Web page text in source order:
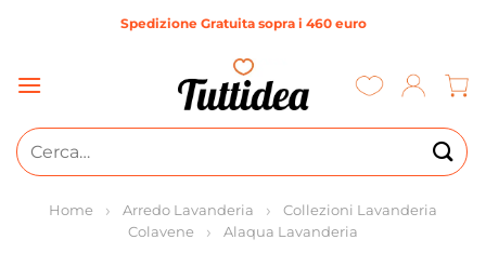
Spedizione Gratuita sopra i 460 euro
Cerca:
Home Arredo Lavanderia
Collezioni Lavanderia
Colavene
Alaqua Lavanderia